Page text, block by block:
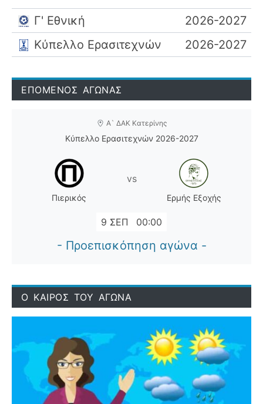
Γ' Εθνική
2026-2027
Κύπελλο Ερασιτεχνών
2026-2027
ΕΠΟΜΕΝΟΣ ΑΓΩΝΑΣ
Α` ΔΑΚ Κατερίνης
Κύπελλο Ερασιτεχνών 2026-2027
Πιερικός
vs
Ερμής Εξοχής
9 ΣΕΠ 00:00
- Προεπισκόπηση αγώνα -
Ο ΚΑΙΡΟΣ ΤΟΥ ΑΓΩΝΑ